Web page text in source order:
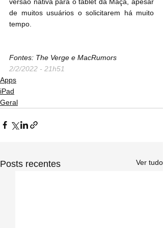
de muitos usuários o solicitarem há muito
tempo.
Fontes: The Verge e MacRumors
2/2/2022 - 21h51
Apps
iPad
Geral
Posts recentes Ver tudo